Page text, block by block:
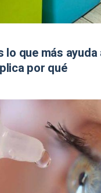
lo que más
por qué